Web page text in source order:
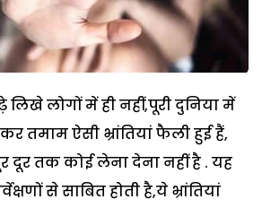
लोगों में ही नहीं,पूरी दुनिया में
तमाम ऐसी भ्रांतियां फैली हुई हैं,
दूर तक कोई लेना देना नहीं है . यह
से साबित होती है,ये भ्रांतियां